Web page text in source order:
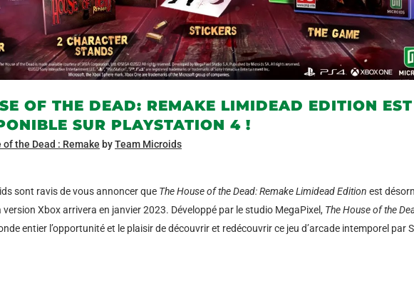
OF THE DEAD: REMAKE LIMIDEAD EDITION EST
SUR PLAYSTATION 4 !
of the Dead : Remake byTeam Microids
sont ravis de vous annoncer que The House of the Dead: Remake Limidead Edition est
Xbox arrivera en janvier 2023. Développé par le studio MegaPixel, The House of the
entier l’opportunité et le plaisir de découvrir et redécouvrir ce jeu d’arcade intemporel par